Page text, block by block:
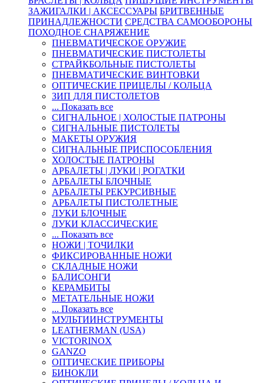
ЗАЖИГАЛКИ | АКСЕССУАРЫ БРИТВЕННЫЕ
ПРИНАДЛЕЖНОСТИ СРЕДСТВА САМООБОРОНЫ
ПОХОДНОЕ СНАРЯЖЕНИЕ
ПНЕВМАТИЧЕСКОЕ ОРУЖИЕ
ПНЕВМАТИЧЕСКИЕ ПИСТОЛЕТЫ
СТРАЙКБОЛЬНЫЕ ПИСТОЛЕТЫ
ПНЕВМАТИЧЕСКИЕ ВИНТОВКИ
ОПТИЧЕСКИЕ ПРИЦЕЛЫ / КОЛЬЦА
ЗИП ДЛЯ ПИСТОЛЕТОВ
... Показать все
СИГНАЛЬНОЕ | ХОЛОСТЫЕ ПАТРОНЫ
СИГНАЛЬНЫЕ ПИСТОЛЕТЫ
МАКЕТЫ ОРУЖИЯ
СИГНАЛЬНЫЕ ПРИСПОСОБЛЕНИЯ
ХОЛОСТЫЕ ПАТРОНЫ
АРБАЛЕТЫ | ЛУКИ | РОГАТКИ
АРБАЛЕТЫ БЛОЧНЫЕ
АРБАЛЕТЫ РЕКУРСИВНЫЕ
АРБАЛЕТЫ ПИСТОЛЕТНЫЕ
ЛУКИ БЛОЧНЫЕ
ЛУКИ КЛАССИЧЕСКИЕ
... Показать все
НОЖИ | ТОЧИЛКИ
ФИКСИРОВАННЫЕ НОЖИ
СКЛАДНЫЕ НОЖИ
БАЛИСОНГИ
КЕРАМБИТЫ
МЕТАТЕЛЬНЫЕ НОЖИ
... Показать все
МУЛЬТИИНСТРУМЕНТЫ
LEATHERMAN (USA)
VICTORINOX
GANZO
ОПТИЧЕСКИЕ ПРИБОРЫ
БИНОКЛИ